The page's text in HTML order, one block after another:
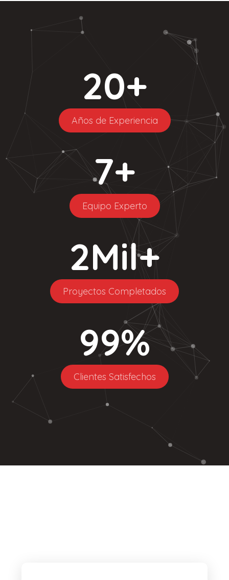
20+
Años de Experiencia
7+
Equipo Experto
2Mil+
Proyectos Completados
99%
Clientes Satisfechos